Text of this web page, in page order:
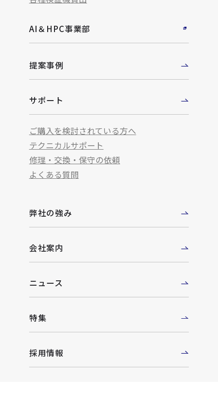
AI＆HPC事業部
提案事例
サポート
ご購入を検討されている方へ
テクニカルサポート
修理・交換・保守の依頼
よくある質問
弊社の強み
会社案内
ニュース
特集
採用情報